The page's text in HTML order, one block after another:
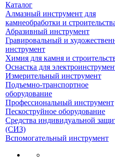
Каталог
Алмазный инструмент для
камнеобработки и
Абразивный инструмент
Гравировальный и
инструмент
Химия для камня и
Оснастка для
Измерительный инструмент
Подъемно-транспортное
оборудование
Профессиональный инструмент
Пескоструйное оборудование
Средства индивидуальной
(СИЗ)
Вспомогательный инструмент